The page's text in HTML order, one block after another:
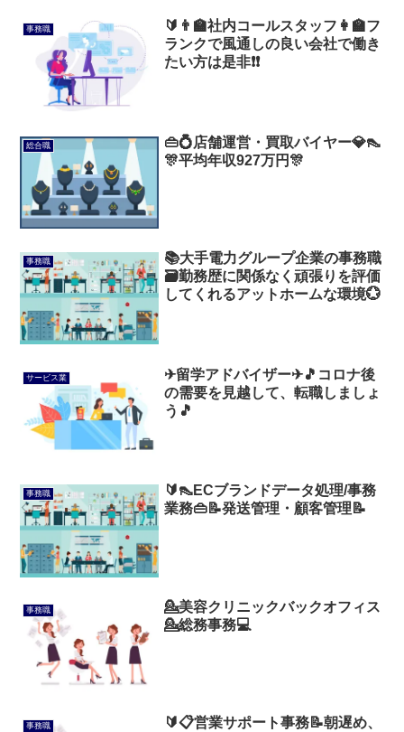
事務職
🔰👨‍🏫社内コールスタッフ👩‍🏫フ
ランクで風通しの良い会社で働き
たい方は是非❗❗
総合職
👜💍店舗運営・買取バイヤー💎👠
🎊平均年収927万円🎊
事務職
📚大手電力グループ企業の事務職
🗃️勤務歴に関係なく頑張りを評価
してくれるアットホームな環境💮
サービス業
✈留学アドバイザー✈🎵コロナ後
の需要を見越して、転職しましょ
う🎵
事務職
🔰👠ECブランドデータ処理/事務
業務👜📝発送管理・顧客管理📝
事務職
💁美容クリニックバックオフィス
💁総務事務💻
事務職
🔰📋営業サポート事務📝朝遅め、